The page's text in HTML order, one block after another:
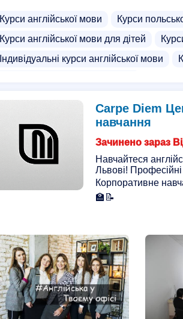
Курси англійської мови Курси
Курси англійської мови для дітей
Індивідуальні курси англійської мови
Carpe Diem
навчання
Зачинено зараз
Навчайтеся
Львові! Професійні
Корпоративне
🏫📝